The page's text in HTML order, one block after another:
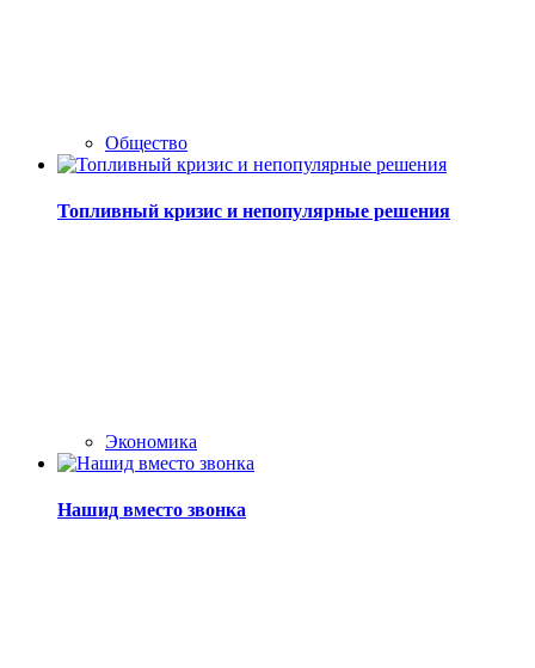
Общество
Топливный кризис и непопулярные решения
Экономика
Нашид вместо звонка